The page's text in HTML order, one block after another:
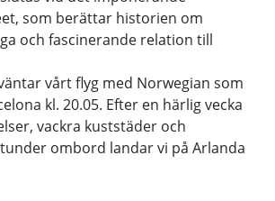
som berättar historien om
och fascinerande relation till
vårt flyg med Norwegian som
kl. 20.05. Efter en härlig vecka
vackra kuststäder och
ombord landar vi på Arlanda